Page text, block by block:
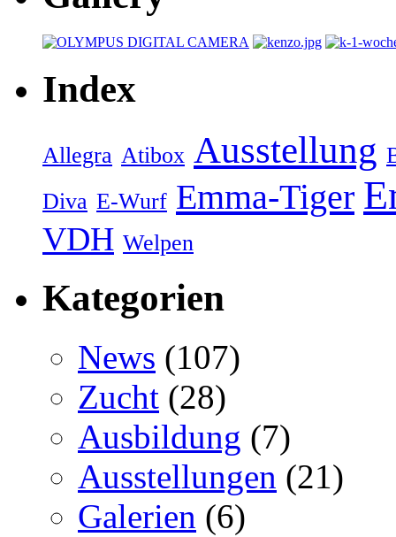
Index
Allegra Atibox Ausstellung
Diva E-Wurf Emma-Tiger
VDH Welpen
Kategorien
News (107)
Zucht (28)
Ausbildung (7)
Ausstellungen (21)
Galerien (6)